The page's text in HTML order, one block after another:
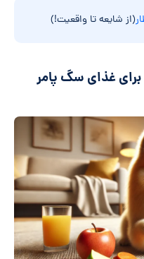
(از شایعه تا واقعیت!)
غذای سگ پامر